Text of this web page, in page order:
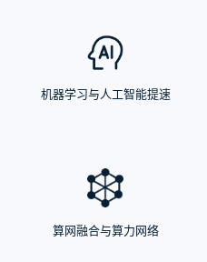
机器学习与人工智能提速
算网融合与算力网络